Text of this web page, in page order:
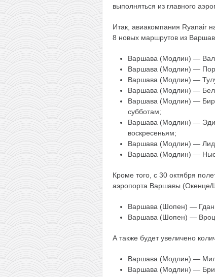
выполняться из главного
Итак, авиакомпания Ryanair
8 новых маршрутов из
Варшава (Модлин) —
Варшава (Модлин) —
Варшава (Модлин) —
Варшава (Модлин) —
Варшава (Модлин) —
субботам;
Варшава (Модлин) —
воскресеньям;
Варшава (Модлин) —
Варшава (Модлин) —
Кроме того, с 30 октября
аэропорта Варшавы
Варшава (Шопен) —
Варшава (Шопен) —
А также будет увеличено
Варшава (Модлин) —
Варшава (Модлин) —